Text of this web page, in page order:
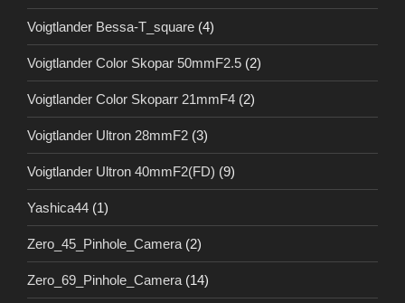
Voigtlander Bessa-T_square (4)
Voigtlander Color Skopar 50mmF2.5 (2)
Voigtlander Color Skoparr 21mmF4 (2)
Voigtlander Ultron 28mmF2 (3)
Voigtlander Ultron 40mmF2(FD) (9)
Yashica44 (1)
Zero_45_Pinhole_Camera (2)
Zero_69_Pinhole_Camera (14)